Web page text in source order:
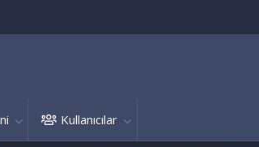
Kullanıcılar